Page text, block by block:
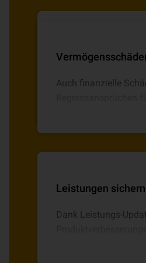
können hohe Kosten
Personenschäden
Kommt es zu
Auch finanzielle
Leistungen
Dank Leistungs-